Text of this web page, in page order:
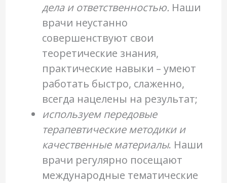
дела и ответственностью. Наши
врачи неустанно
совершенствуют свои
теоретические знания,
практические навыки – умеют
работать быстро, слаженно,
всегда нацелены на результат;
используем передовые
терапевтические методики и
качественные материалы. Наши
врачи регулярно посещают
международные тематические